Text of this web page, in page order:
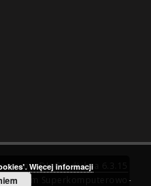
DInGO dLibra 6.3.15
Centrum Superkomputerowo-
Więcej informacji